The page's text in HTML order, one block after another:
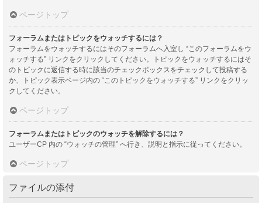
ページトップ
フォーラムまたはトピックをウォッチするには？
フォーラムをウォッチするにはそのフォーラムへ入室し “このフォーラムをウ
ォッチする” リンクをクリックしてください。トピックをウォッチするにはそ
のトピックに返信する時に該当のチェックボックスをチェックして投稿する
か、トピック表示ページ内の “このトピックをウォッチする” リンクをクリッ
クしてください。
ページトップ
フォーラムまたはトピックのウォッチを解除するには？
ユーザーCP 内の “ウォッチの管理” へ行き、説明と指示に従ってください。
ページトップ
ファイルの添付